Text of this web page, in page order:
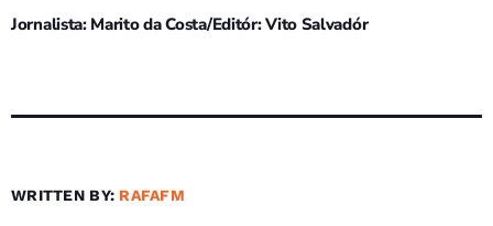
Jornalista: Marito da Costa/Editór: Vito Salvadór
WRITTEN BY: RAFAFM